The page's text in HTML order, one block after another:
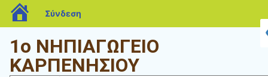
1ο ΝΗΠΙΑΓΩΓΕΙΟ
ΚΑΡΠΕΝΗΣΙΟΥ
blogs.sch.gr
Σύνδεση